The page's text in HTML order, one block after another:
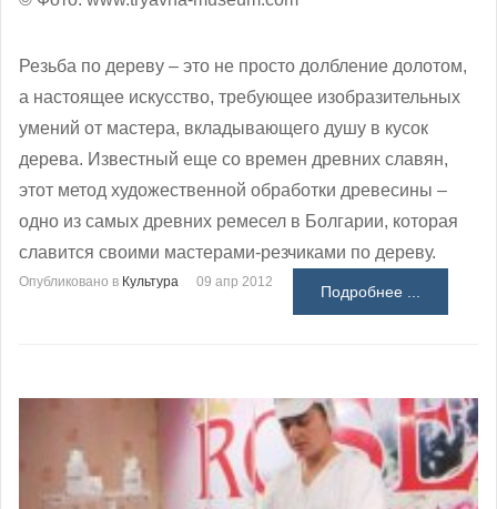
Резьба по дереву – это не просто долбление долотом,
а настоящее искусство, требующее изобразительных
умений от мастера, вкладывающего душу в кусок
дерева. Известный еще со времен древних славян,
этот метод художественной обработки древесины –
одно из самых древних ремесел в Болгарии, которая
славится своими мастерами-резчиками по дереву.
Опубликовано в Культура 09 апр 2012
Подробнее ...